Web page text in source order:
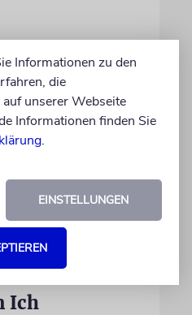
Ich
Informationen zu den
die
unserer Webseite
Informationen finden Sie
.
EINSTELLUNGEN